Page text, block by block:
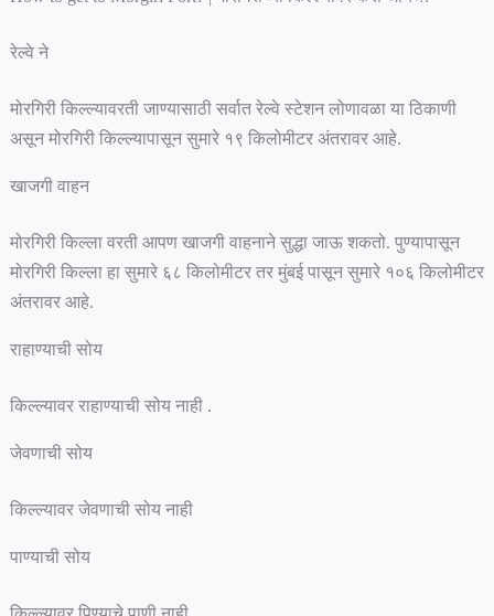
रेल्वे ने
मोरगिरी किल्ल्यावरती जाण्यासाठी सर्वात रेल्वे स्टेशन लोणावळा या ठिकाणी
असून मोरगिरी किल्ल्यापासून सुमारे १९ किलोमीटर अंतरावर आहे.
खाजगी वाहन
मोरगिरी किल्ला वरती आपण खाजगी वाहनाने सुद्धा जाऊ शकतो. पुण्यापासून
मोरगिरी किल्ला हा सुमारे ६८ किलोमीटर तर मुंबई पासून सुमारे १०६ किलोमीटर
अंतरावर आहे.
राहाण्याची सोय
किल्ल्यावर राहाण्याची सोय नाही .
जेवणाची सोय
किल्ल्यावर जेवणाची सोय नाही
पाण्याची सोय